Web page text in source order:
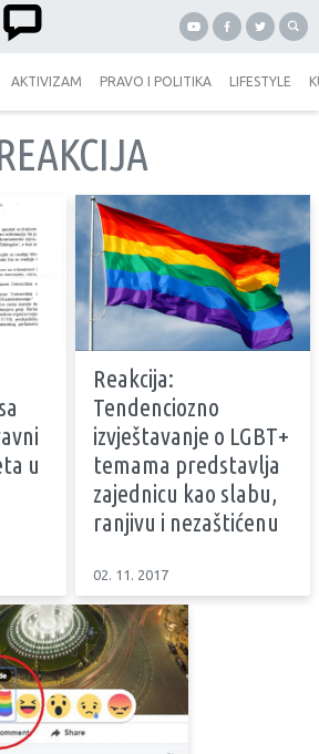
AKTIVIZAM PRAVO I POLITIKA LIFESTYLE
u
Reakcija:
Tendenciozno
izvještavanje o LGBT+
temama predstavlja
zajednicu kao slabu,
ranjivu i nezaštićenu
02. 11. 2017